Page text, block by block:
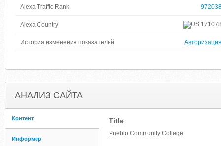
Alexa Traffic Rank 972038
Alexa Country 171078
История изменения показателей Авторизация
АНАЛИЗ САЙТА
Контент
Информер
Title
Pueblo Community College